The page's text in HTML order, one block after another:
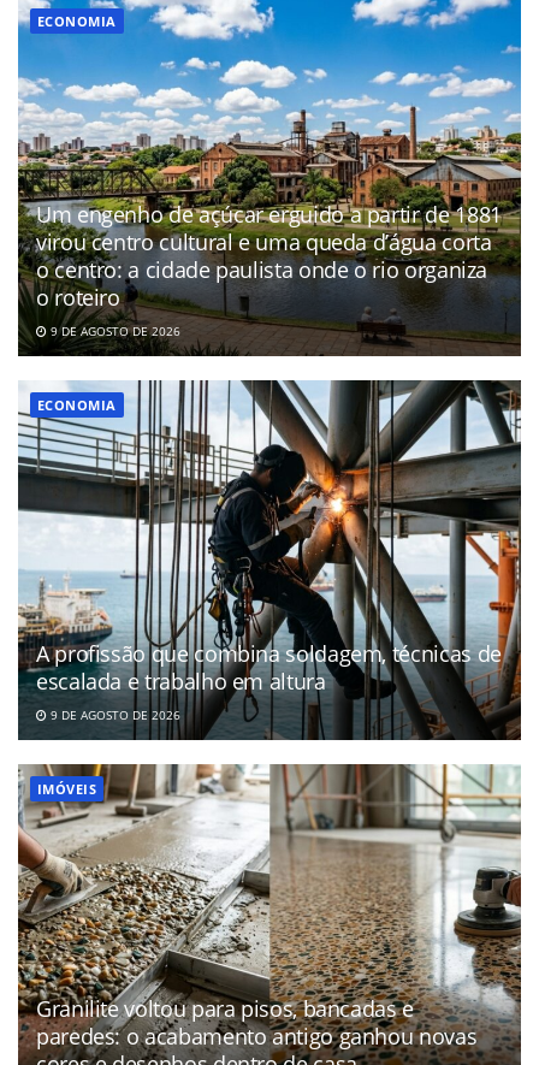
ECONOMIA
Um engenho de açúcar erguido a partir de 1881
virou centro cultural e uma queda d’água corta
o centro: a cidade paulista onde o rio organiza
o roteiro
9 DE AGOSTO DE 2026
ECONOMIA
A profissão que combina soldagem, técnicas de
escalada e trabalho em altura
9 DE AGOSTO DE 2026
IMÓVEIS
Granilite voltou para pisos, bancadas e
paredes: o acabamento antigo ganhou novas